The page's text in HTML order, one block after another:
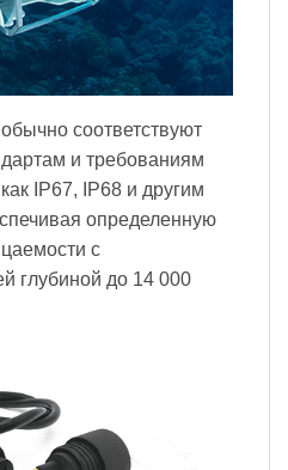
соответствуют
и требованиям
IP67, IP68 и другим
определенную
с
глубиной до 14 000